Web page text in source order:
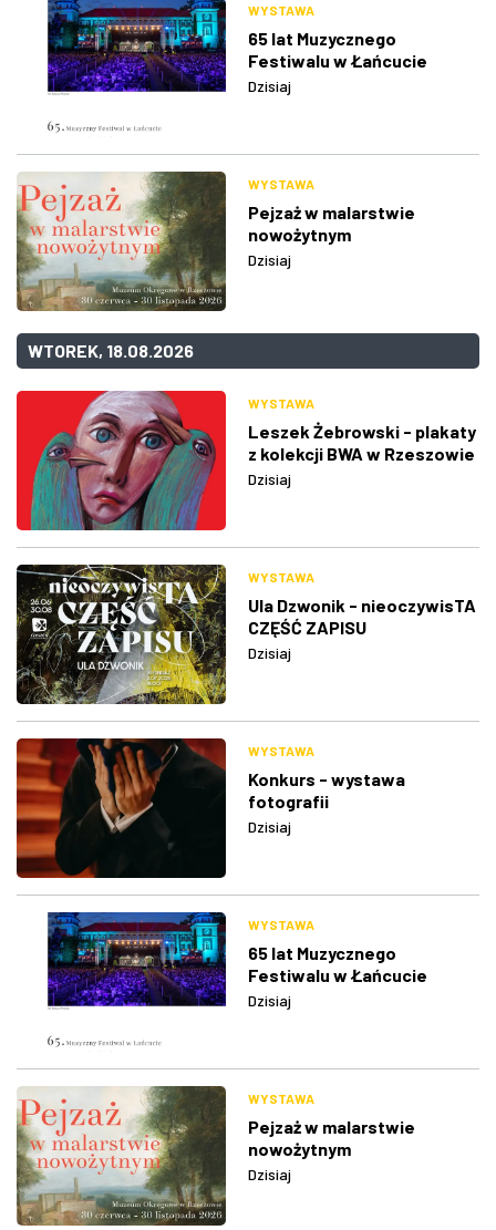
WYSTAWA
65 lat Muzycznego
Festiwalu w Łańcucie
Dzisiaj
WYSTAWA
Pejzaż w malarstwie
nowożytnym
Dzisiaj
WTOREK, 18.08.2026
WYSTAWA
Leszek Żebrowski - plakaty
z kolekcji BWA w Rzeszowie
Dzisiaj
WYSTAWA
Ula Dzwonik - nieoczywisTA
CZĘŚĆ ZAPISU
Dzisiaj
WYSTAWA
Konkurs - wystawa
fotografii
Dzisiaj
WYSTAWA
65 lat Muzycznego
Festiwalu w Łańcucie
Dzisiaj
WYSTAWA
Pejzaż w malarstwie
nowożytnym
Dzisiaj